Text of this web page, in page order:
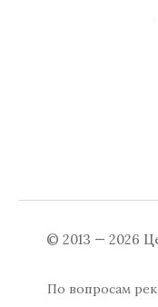
© 2013 — 2026
По вопросам